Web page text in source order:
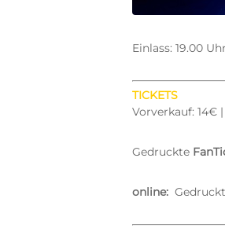
Einlass: 19.00
TICKETS
Vorverkauf: 14€
Gedruckte
online: